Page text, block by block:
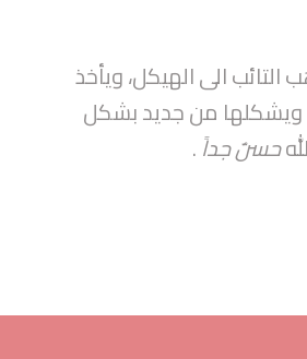
التائب الى الهيكل، ويأخذ
من جديد بشكل
حسنٌ جداً.